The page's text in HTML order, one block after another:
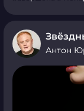
Антон